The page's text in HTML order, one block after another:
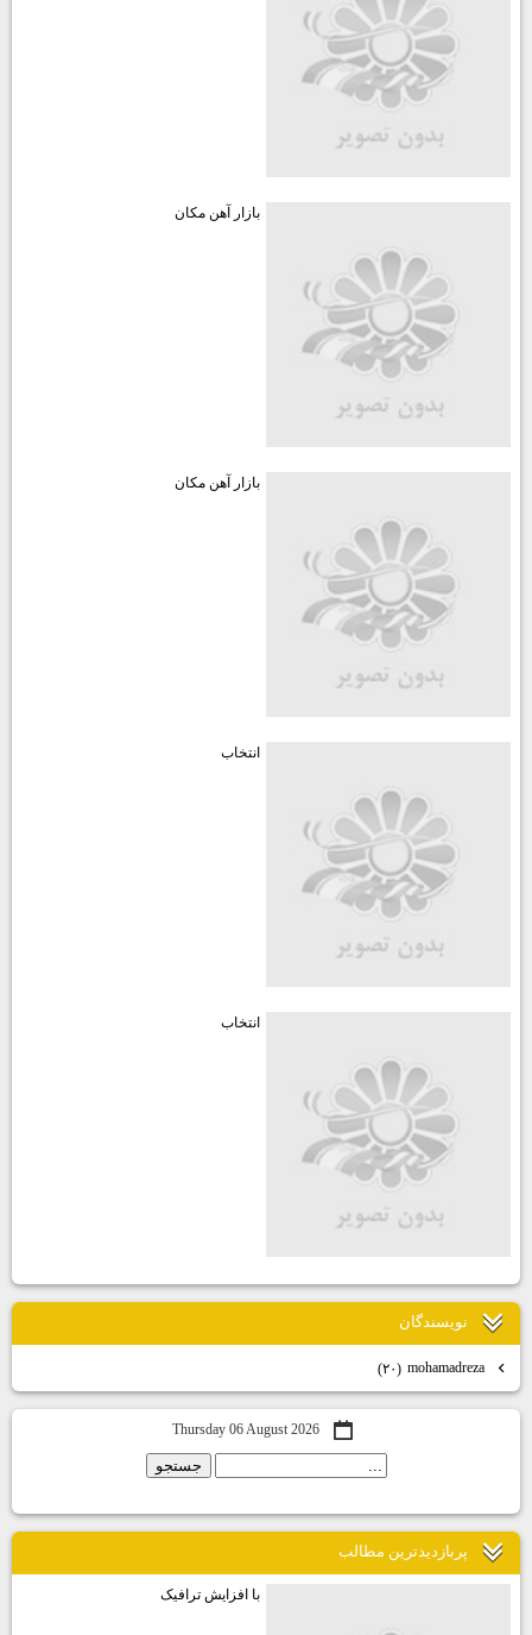
بازار آهن مكان
بازار آهن مكان
انتخاب
انتخاب
نويسندگان
mohamadreza (۲۰)
Thursday 06 August 2026
پربازديدترين مطالب
با افزایش ترافیک